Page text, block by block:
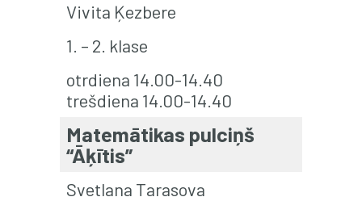
Vivita Ķezbere
1. – 2. klase
otrdiena 14.00-14.40
trešdiena 14.00-14.40
Matemātikas pulciņš
“Āķītis”
Svetlana Tarasova